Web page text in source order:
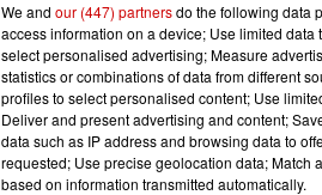
We and our (447) partnersdo the following data
access information on a device; Use limited
select personalised advertising; Measure
statistics or combinations of data from different
profiles to select personalised content; Use
Deliver and present advertising and content;
data such as IP address and browsing data to
requested; Use precise geolocation data; Match
based on information transmitted automatically.